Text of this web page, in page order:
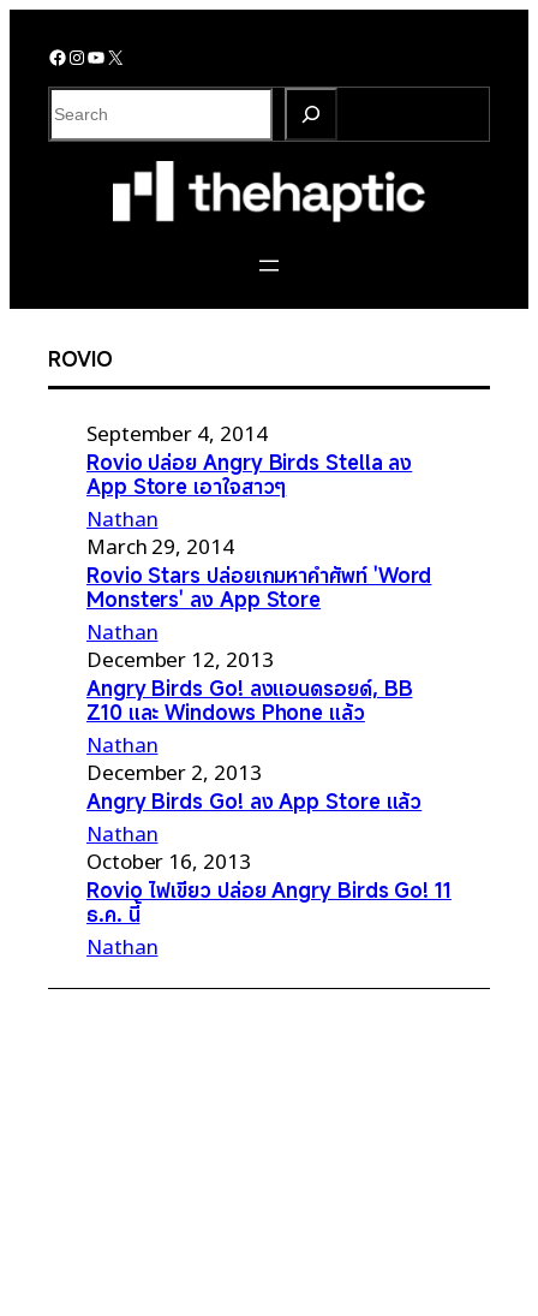
Facebook InstagramYouTube X
S
e
ROVIO
September 4, 2014
Rovio ปล่อย Angry Birds Stella ลง
App Store เอาใจสาวๆ
Nathan
March 29, 2014
Rovio Stars ปล่อยเกมหาคำศัพท์ 'Word
Monsters' ลง App Store
Nathan
December 12, 2013
Angry Birds Go! ลงแอนดรอยด์, BB
Z10 และ Windows Phone แล้ว
Nathan
December 2, 2013
Angry Birds Go! ลง App Store แล้ว
Nathan
October 16, 2013
Rovio ไฟเขียว ปล่อย Angry Birds Go! 11
ธ.ค. นี้
Nathan